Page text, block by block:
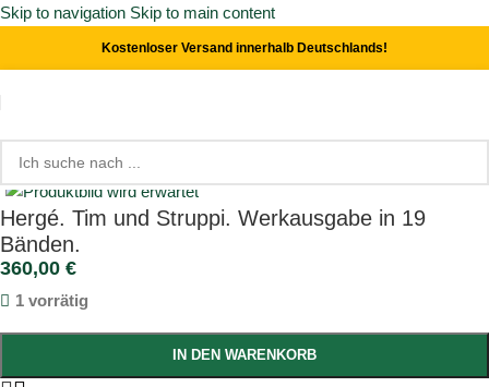
Skip to navigation Skip to main content
Kostenloser Versand innerhalb Deutschlands!
Start/ Comics & Graphic Novels
Click to enlarge
Hergé. Tim und Struppi. Werkausgabe in 19
Bänden.
360,00 €
1 vorrätig
IN DEN WARENKORB